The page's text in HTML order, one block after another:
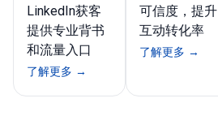
LinkedIn获客
提供专业背书
和流量入口
了解更多 →
可信度，提升
互动转化率
了解更多 →